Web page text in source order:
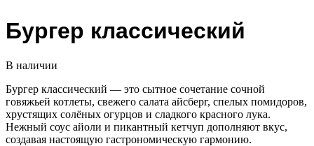
Бургер классический
В наличии
Бургер классический — это сытное сочетание сочной
говяжьей котлеты, свежего салата айсберг, спелых помидоров,
хрустящих солёных огурцов и сладкого красного лука.
Нежный соус айоли и пикантный кетчуп дополняют вкус,
создавая настоящую гастрономическую гармонию.